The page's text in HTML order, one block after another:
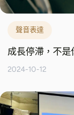
聲音表達
成長停滯，不是
2024-10-12